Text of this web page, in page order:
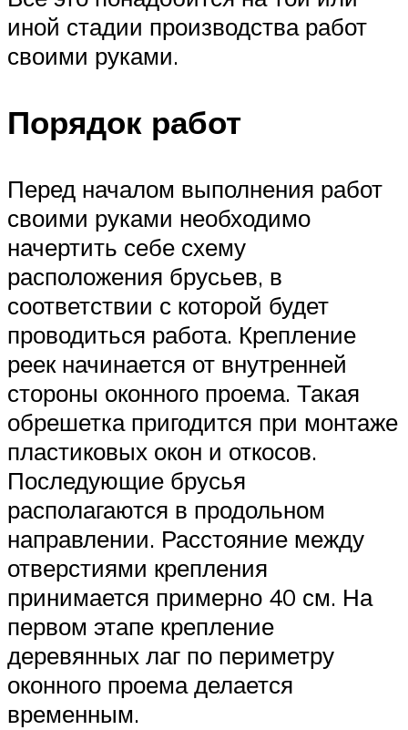
иной стадии производства работ
своими руками.
Порядок работ
Перед началом выполнения работ
своими руками необходимо
начертить себе схему
расположения брусьев, в
соответствии с которой будет
проводиться работа. Крепление
реек начинается от внутренней
стороны оконного проема. Такая
обрешетка пригодится при монтаже
пластиковых окон и откосов.
Последующие брусья
располагаются в продольном
направлении. Расстояние между
отверстиями крепления
принимается примерно 40 см. На
первом этапе крепление
деревянных лаг по периметру
оконного проема делается
временным.